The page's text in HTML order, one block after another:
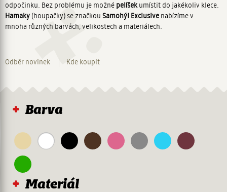
odpočinku. Bez problému je možné pelíšekumístit do jakékoliv klece.
Hamaky (houpačky) se značkou Samohýl Exclusive nabízíme v
mnoha různých barvách, velikostech a materiálech.
Odběr novinek Kde koupit
Barva
Materiál